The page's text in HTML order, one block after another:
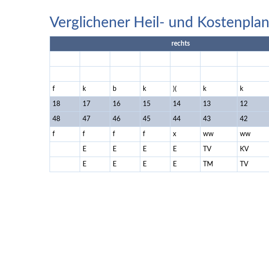
Verglichener Heil- und Kostenplan
rechts
f k b k )( k k
18 17 16 15 14 13 12
48 47 46 45 44 43 42
f f f f x ww ww
E E E E TV KV
E E E E TM TV